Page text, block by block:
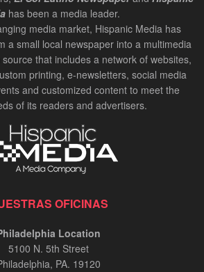
has been a media leader.
media market, Hispanic Media has
a small local newspaper into a multimedia
that includes a network of websites,
printing, e-newsletters, social media
and customized content to meet the
of its readers and advertisers.
OFICINAS
Location
5100 N. 5th Street
PA. 19120